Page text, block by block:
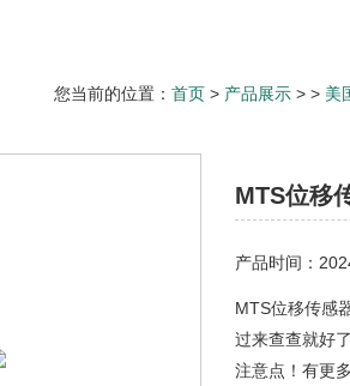
您当前的位置： 首页 > 产品展示 > > 美
MTS位移
产品时间：
MTS位移传感
过来查查就好
注意点！有更